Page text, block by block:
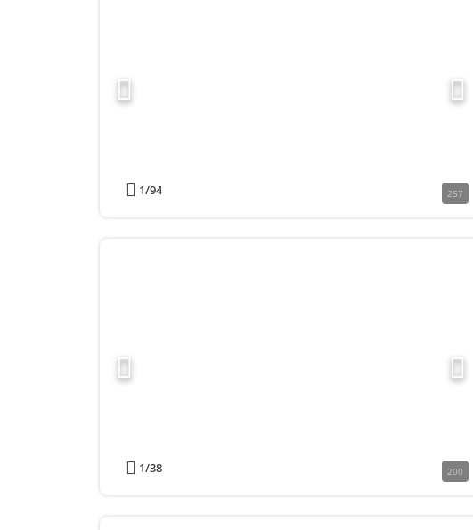
1/94 257
1/38 200